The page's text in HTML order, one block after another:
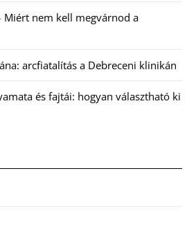
Miért nem kell megvárnod a
arcfiatalítás a Debreceni klinikán
és fajtái: hogyan választható ki